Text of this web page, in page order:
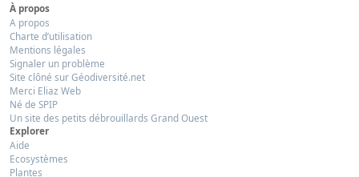
À propos
A propos
Charte d’utilisation
Mentions légales
Signaler un problème
Site clôné sur Géodiversité.net
Merci Eliaz Web
Né de SPIP
Un site des petits débrouillards Grand Ouest
Explorer
Aide
Ecosystèmes
Plantes